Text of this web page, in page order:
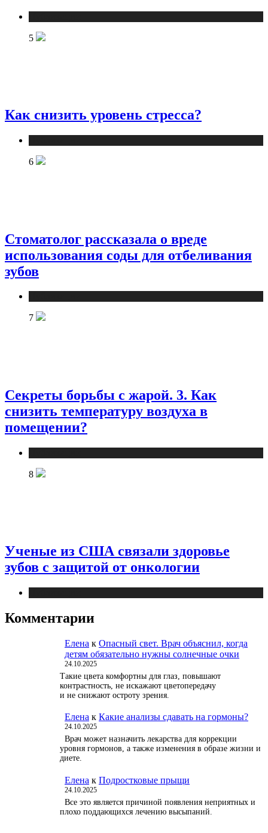
5
Как снизить уровень стресса?
6
Стоматолог рассказала о вреде
использования соды для отбеливания
зубов
7
Секреты борьбы с жарой. 3. Как
снизить температуру воздуха в
помещении?
8
Ученые из США связали здоровье
зубов с защитой от онкологии
Комментарии
Елена к Опасный свет. Врач объяснил, когда
детям обязательно нужны солнечные очки
24.10.2025
Такие цвета комфортны для глаз, повышают
контрастность, не искажают цветопередачу
и не снижают остроту зрения.
Елена к Какие анализы сдавать на гормоны?
24.10.2025
Врач может назначить лекарства для коррекции
уровня гормонов, а также изменения в образе жизни и
диете.
Елена к Подростковые прыщи
24.10.2025
Все это является причиной появления неприятных и
плохо поддающихся лечению высыпаний.